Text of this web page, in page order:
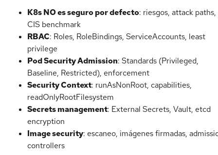
K8s NO es seguro por defecto: riesgos, attack paths,
CIS benchmark
RBAC: Roles, RoleBindings, ServiceAccounts, least
privilege
Pod Security Admission: Standards (Privileged,
Baseline, Restricted), enforcement
Security Context: runAsNonRoot, capabilities,
readOnlyRootFilesystem
Secrets management: External Secrets, Vault, etcd
encryption
Image security: escaneo, imágenes firmadas,
controllers